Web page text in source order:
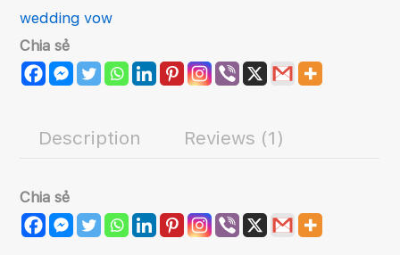
wedding vow
Chia sẻ
Description Reviews (1)
Chia sẻ